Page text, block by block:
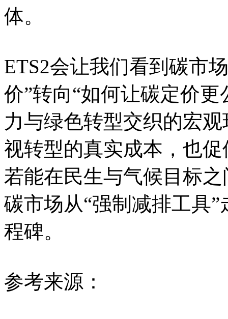
体。
ETS2会让我们看到碳市
价”转向“如何让碳定价
力与绿色转型交织的宏
视转型的真实成本，也
若能在民生与气候目标
碳市场从“强制减排工具
程碑。
参考来源：